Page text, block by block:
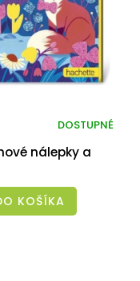
nálepky a
DOSTUPNÉ
KOŠÍKA